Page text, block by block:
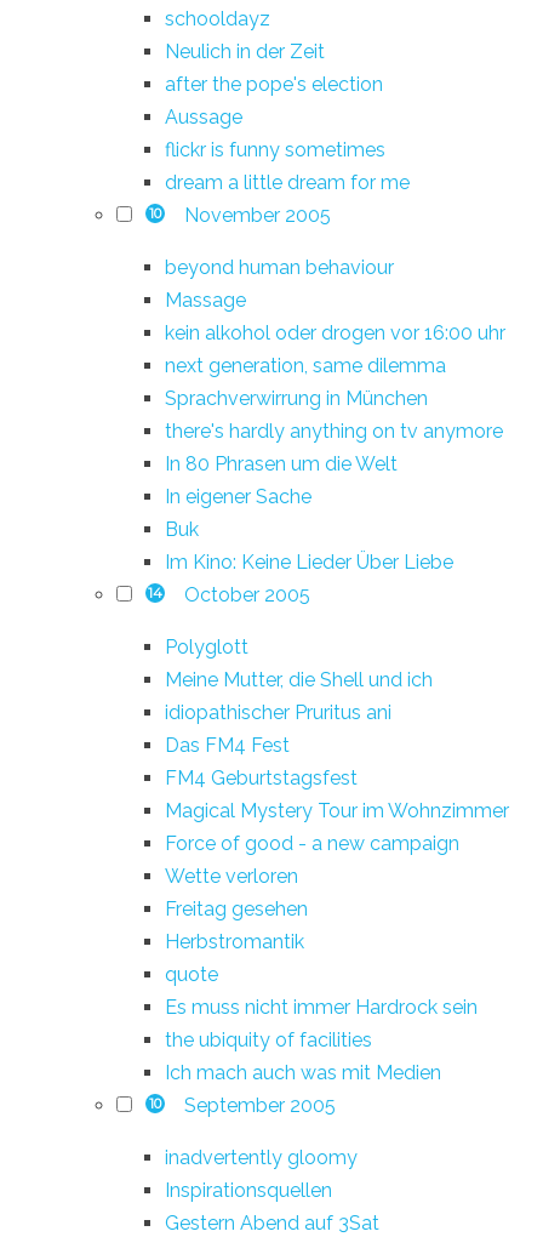
schooldayz
Neulich in der Zeit
after the pope's election
Aussage
flickr is funny sometimes
dream a little dream for me
10 November 2005
beyond human behaviour
Massage
kein alkohol oder drogen vor 16:00 uhr
next generation, same dilemma
Sprachverwirrung in München
there's hardly anything on tv anymore
In 80 Phrasen um die Welt
In eigener Sache
Buk
Im Kino: Keine Lieder Über Liebe
14 October 2005
Polyglott
Meine Mutter, die Shell und ich
idiopathischer Pruritus ani
Das FM4 Fest
FM4 Geburtstagsfest
Magical Mystery Tour im Wohnzimmer
Force of good - a new campaign
Wette verloren
Freitag gesehen
Herbstromantik
quote
Es muss nicht immer Hardrock sein
the ubiquity of facilities
Ich mach auch was mit Medien
10 September 2005
inadvertently gloomy
Inspirationsquellen
Gestern Abend auf 3Sat